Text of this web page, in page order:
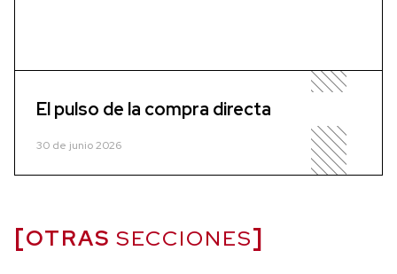
El pulso de la compra directa
30 de junio 2026
OTRAS SECCIONES